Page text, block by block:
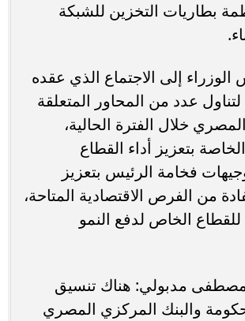
بطاريات التخزين للشبكة
إلى الاجتماع الذي عقده
عدد من المحاور المتعلقة
المصري خلال الفترة الحالية،
بتعزيز أداء القطاع
فخامة الرئيس بتعزيز
من الفرص الاقتصادية المتاحة،
الخاص لدفع النمو
مصطفى مدبولي: هناك تنسيق
والبنك المركزي المصري